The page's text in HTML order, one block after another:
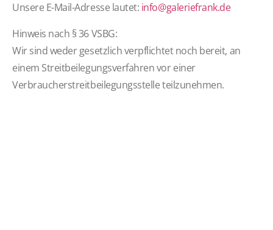
Unsere E-Mail-Adresse lautet: info@galeriefrank.de
Hinweis nach § 36 VSBG:
Wir sind weder gesetzlich verpflichtet noch bereit, an
einem Streitbeilegungsverfahren vor einer
Verbraucherstreitbeilegungsstelle teilzunehmen.